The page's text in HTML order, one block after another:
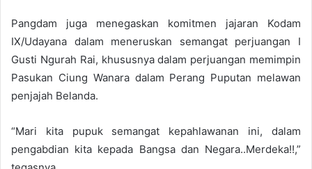
Pangdam juga menegaskan komitmen jajaran Kodam
IX/Udayana dalam meneruskan semangat perjuangan I
Gusti Ngurah Rai, khususnya dalam perjuangan memimpin
Pasukan Ciung Wanara dalam Perang Puputan melawan
penjajah Belanda.
“Mari kita pupuk semangat kepahlawanan ini, dalam
pengabdian kita kepada Bangsa dan Negara..Merdeka!!,”